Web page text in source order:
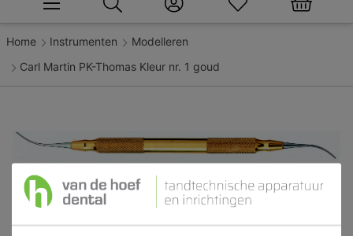
Home Instrumenten
Modelleren
Carl Martin PK-Thomas Kleur nr. 1 goud
Carl Martin PK-Thomas Kleur nr. 1 goud
Aanbieding